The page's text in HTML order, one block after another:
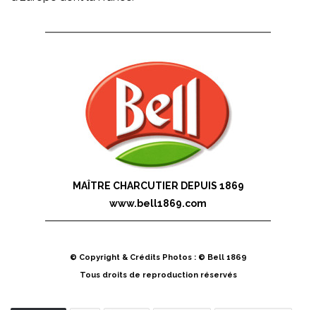
MAÎTRE CHARCUTIER DEPUIS 1869
www.bell1869.com
© Copyright & Crédits Photos : © Bell 1869
Tous droits de reproduction réservés